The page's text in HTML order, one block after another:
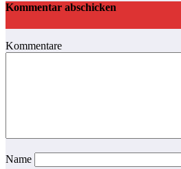
Kommentar abschicken
Kommentare
Name